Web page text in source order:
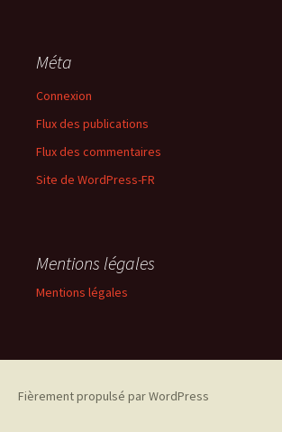
Méta
Connexion
Flux des publications
Flux des commentaires
Site de WordPress-FR
Mentions légales
Mentions légales
Fièrement propulsé par WordPress